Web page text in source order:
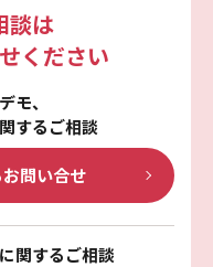
談は
ください
モ、
するご相談
お問い合せ
関するご相談